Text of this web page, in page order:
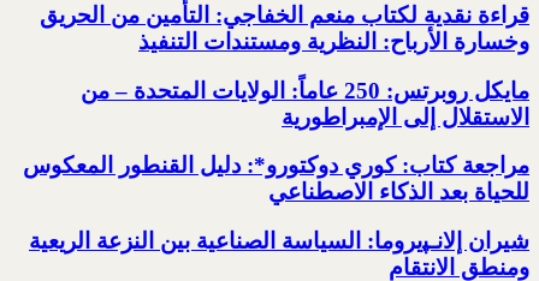
قراءة نقدية لكتاب منعم الخفاجي:‏ التأمين من الحريق
‏وخسارة الأرباح: النظرية ‏ومستندات التنفيذ
مايكل روبرتس: 250 عاماً: الولايات المتحدة – من
الاستقلال إلى الإمبراطورية
مراجعة كتاب:‏ كوري دوكتورو*:‏ دليل القنطور المعكوس
للحياة بعد ‏الذكاء الاصطناعي
شيران إلانـﭙيروما: السياسة الصناعية ‏بين النزعة الريعية
ومنطق الانتقام